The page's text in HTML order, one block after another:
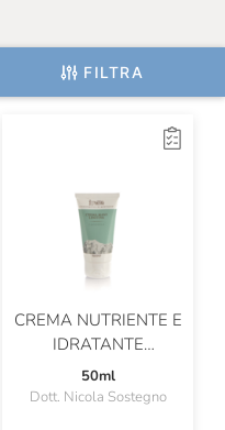
FILTRA
CREMA NUTRIENTE E
IDRATANTE
CALENDULA
50ml
Dott. Nicola Sostegno